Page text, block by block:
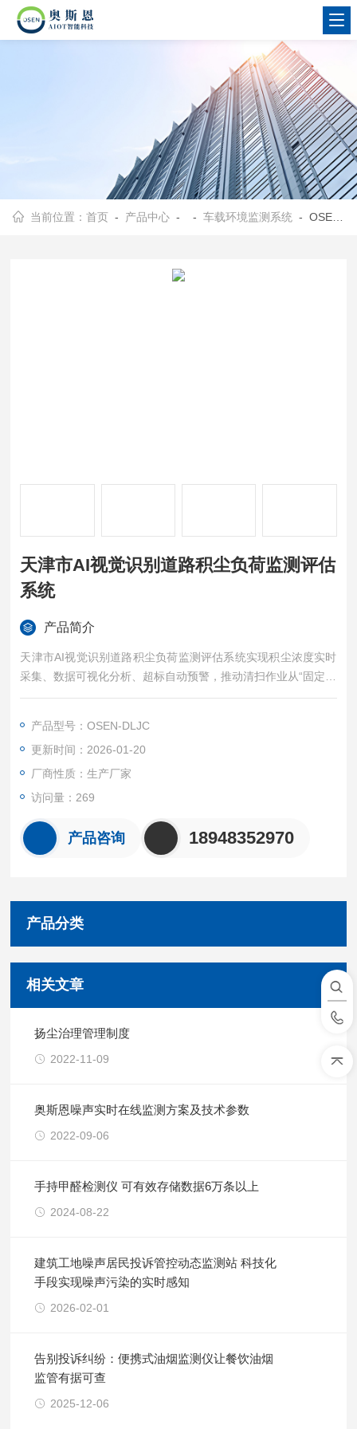
当前位置：首页 - 产品中心 - -车载环境监测系统 - OSEN-DLJC天津市AI视觉识别道路积尘负荷监测评估系统
天津市AI视觉识别道路积尘负荷监测评估
系统
产品简介
天津市AI视觉识别道路积尘负荷监测评估系统实现积尘浓度实时
采集、数据可视化分析、超标自动预警，推动清扫作业从“固定频
次“向“按需清扫“转变，提升治理效率、降低管理成本。
产品型号：OSEN-DLJC
更新时间：2026-01-20
厂商性质：生产厂家
访问量：269
产品咨询 18948352970
产品分类
相关文章
扬尘治理管理制度
2022-11-09
奥斯恩噪声实时在线监测方案及技术参数
2022-09-06
手持甲醛检测仪 可有效存储数据6万条以上
2024-08-22
建筑工地噪声居民投诉管控动态监测站 科技化
手段实现噪声污染的实时感知
2026-02-01
告别投诉纠纷：便携式油烟监测仪让餐饮油烟
监管有据可查
2025-12-06